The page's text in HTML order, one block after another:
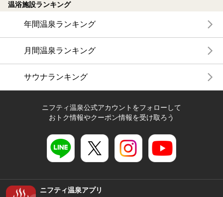
温浴施設ランキング
年間温泉ランキング
月間温泉ランキング
サウナランキング
ニフティ温泉公式アカウントをフォローして
おトク情報やクーポン情報を受け取ろう
ニフティ温泉アプリ